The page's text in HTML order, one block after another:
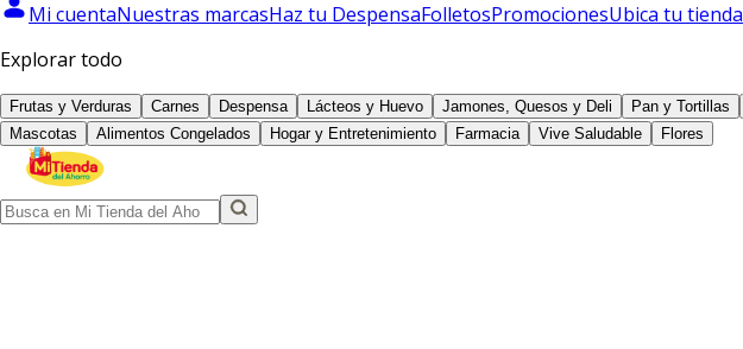
Mi cuentaNuestras marcasHaz tu DespensaFolletosPromocionesUbica tu tienda
Explorar todo
Frutas y Verduras Carnes Despensa Lácteos y Huevo Jamones, Quesos y Deli Pan y Tortillas
Mascotas
Alimentos Congelados Hogar y Entretenimiento Farmacia Vive Saludable Flores